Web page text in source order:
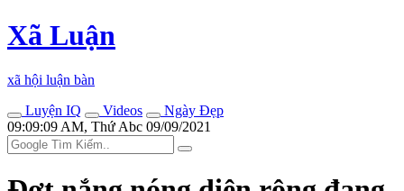
Xã Luận
xã hội luận bàn
Luyện IQ
Videos
Ngày Đẹp
09:09:09 AM, Thứ Abc 09/09/2021